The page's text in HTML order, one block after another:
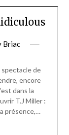
Briac
de
encore
dans la
T.J Miller :
présence,…